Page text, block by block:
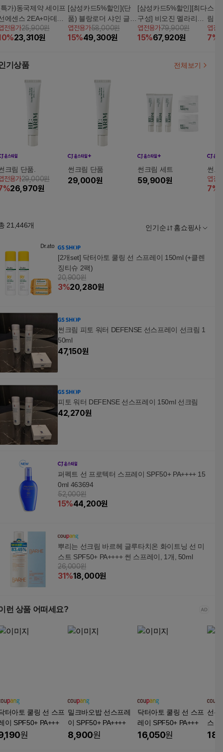
가)동국제약 세이프
에센스 2EA+마데카
림15ML2EA
전용가25,900원
%23,310원
[삼성카드5%할인](단
품) 블랑로더 샤인 글로
우 톤업 선 BB크림 40
ml
앱전용가58,000원
15%49,300원
[삼성카드5%할인][최다
구성] 비오진 멜라리셋
톤업 선크림 50ml*5개
+리프팅 크림 25ml*2
앱전용가79,900원
15%67,920원
스킨
림 2
앱전
7%
기상품 전체보기
크림 단품.
전용가29,000원
%26,970원
썬크림 단품
29,000원
썬크림 세트
59,900원
썬크
앱전
7%
21,446개 인기순 홈쇼핑사
[2개set] 닥터아토 쿨링 선 스프레이 150ml (+클렌
징티슈 2팩)
20,900원
3%20,280원
썬크림 피토 워터 DEFENSE 선스프레이 선크림 1
50ml
47,150원
피토 워터 DEFENSE 선스프레이 150ml 선크림
42,270원
퍼펙트 선 프로텍터 스프레이 SPF50+ PA++++ 15
0ml 463694
52,000원
15%44,200원
뿌리는 선크림 바르헤 글루타치온 화이트닝 선 미
스트 SPF50+ PA++++ 썬 스프레이, 1개, 50ml
26,000원
31%18,000원
런 상품 어떠세요?
터아토 쿨링 선 스프
이 SPF50+ PA+++
원
밀크바오밥 선스프레
이 SPF50+ PA++++
8,900원
닥터아토 쿨링 선 스프
레이 SPF50+ PA+++
16,050원
선몬
스